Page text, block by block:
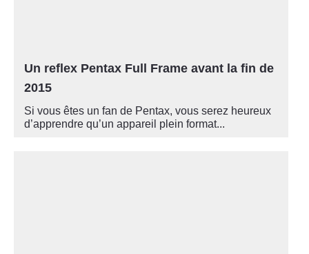
Un reflex Pentax Full Frame avant la fin de
2015
Si vous êtes un fan de Pentax, vous serez heureux
d’apprendre qu’un appareil plein format...